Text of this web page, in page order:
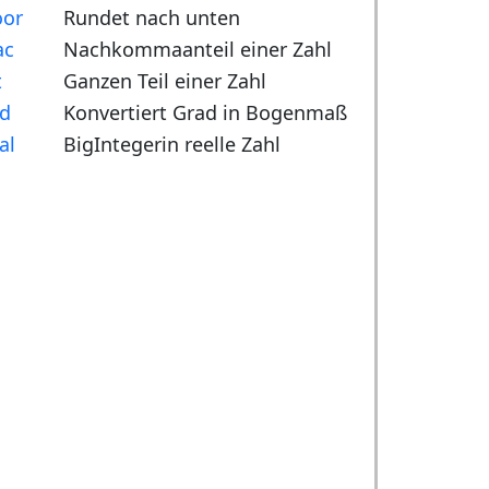
Rundet nach unten
Nachkommaanteil einer Zahl
Ganzen Teil einer Zahl
Konvertiert Grad in Bogenmaß
BigIntegerin reelle Zahl